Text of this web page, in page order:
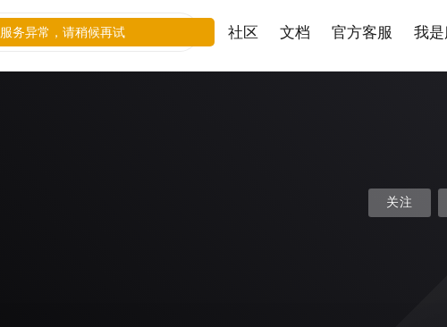
社区 文档 官方客服 我
关注
服务异常，请稍候再试